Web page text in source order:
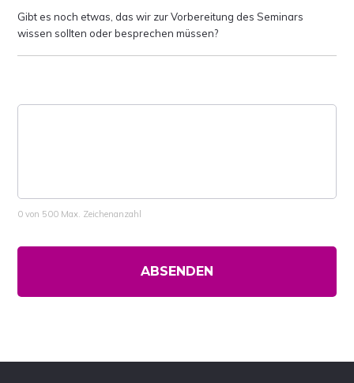
Gibt es noch etwas, das wir zur Vorbereitung des Seminars
wissen sollten oder besprechen müssen?
0 von 500 Max. Zeichenanzahl